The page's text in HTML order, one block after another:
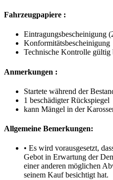
Fahrzeugpapiere :
Eintragungsbescheinigung
Konformitätsbescheinigung
Technische Kontrolle gültig
Anmerkungen :
Startete während der
1 beschädigter Rückspiegel
kann Mängel in der
Allgemeine Bemerkungen:
• Es wird vorausgesetzt,
Gebot in Erwartung der
einer anderen möglichen
seinem Kauf besichtigt hat.